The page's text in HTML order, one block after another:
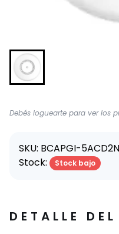
Debés loguearte para ver los
SKU: BCAPGI-
Stock:
Stock bajo
DETALLE